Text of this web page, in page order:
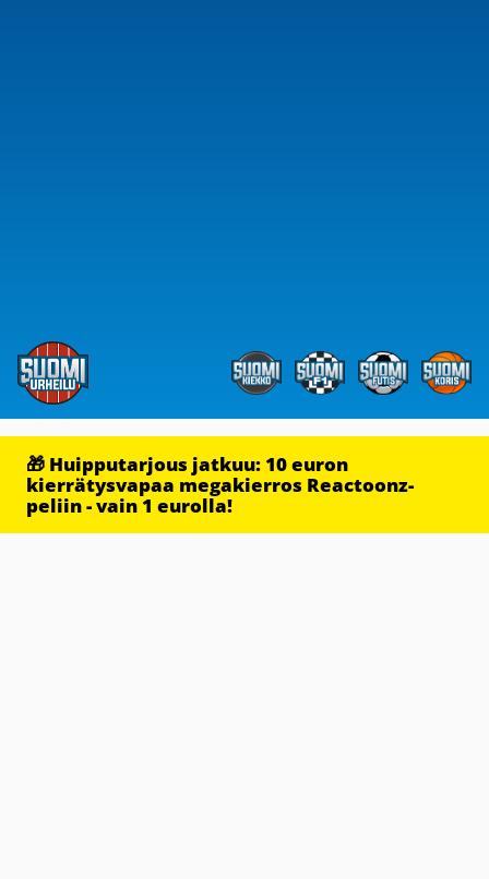
🎁 Huipputarjous jatkuu: 10 euron
kierrätysvapaa megakierros Reactoonz-
peliin - vain 1 eurolla!